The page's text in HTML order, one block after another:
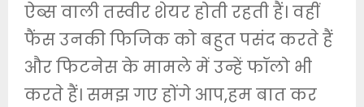
ऐब्स वाली तस्वीर शेयर होती रहती हैं। वहीं
फैंस उनकी फिजिक को बहुत पसंद करते हैं
और फिटनेस के मामले में उन्हें फॉलो भी
करते हैं। समझ गए होंगे आप,हम बात कर